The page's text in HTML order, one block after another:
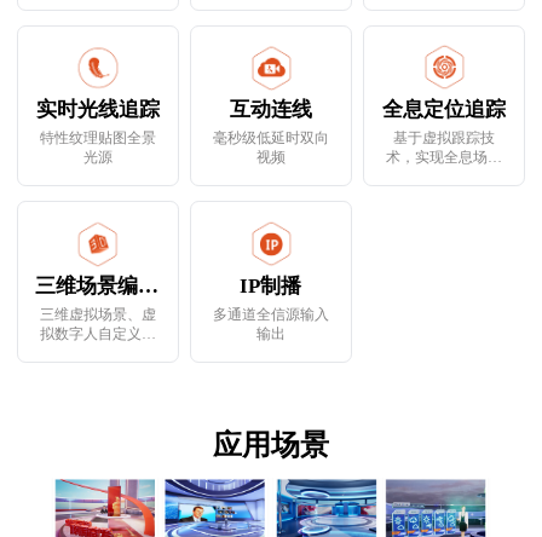
实时光线追踪
特性纹理贴图全景
光源
互动连线
毫秒级低延时双向
视频
全息定位追踪
基于虚拟跟踪技
术，实现全息场景
三维场景编辑器
三维虚拟场景、虚
拟数字人自定义实
IP制播
多通道全信源输入
输出
应用场景